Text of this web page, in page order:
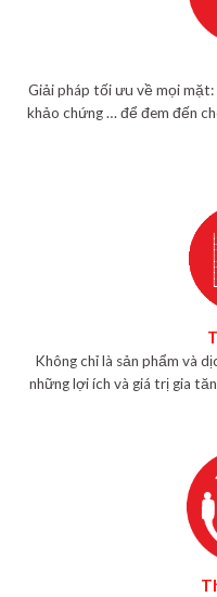
Giải pháp tối ưu về mọi mặt:
khảo chứng … để đem đến
Không chỉ là sản phẩm và
những lợi ích và giá trị gia